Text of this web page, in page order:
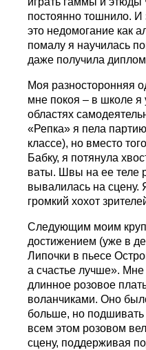
постоянно тошнило.
это недомогание как
помалу я научилась
даже получила
Моя разносторонняя
мне покоя – в школе я
областях
«Репка» я пела
классе), но вместо
Бабку, я потянула
ваты. Швы на ее теле
вывалилась на
громкий хохот
Следующим моим
достижением (уже в
Липочки в пьесе
а счастье лучше». Мне
длинное розовое
воланчиками. Оно
больше, но
всем этом розовом
сцену, поддерживая